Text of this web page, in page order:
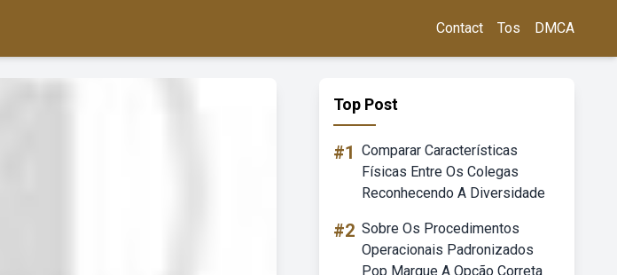
Contact Tos DMCA
Top Post
#1 Comparar Características
Físicas Entre Os Colegas
Reconhecendo A Diversidade
#2 Sobre Os Procedimentos
Operacionais Padronizados
Pop Marque A Opção Correta